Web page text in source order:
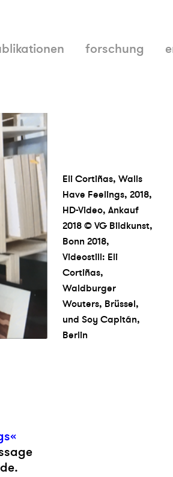
forschung
Eli Cortiñas, Walls
Have Feelings, 2018,
HD-Video, Ankauf
2018 © VG Bildkunst,
Bonn 2018,
Videostill: Eli
Cortiñas,
Waldburger
Wouters, Brüssel,
und Soy Capitán,
Berlin